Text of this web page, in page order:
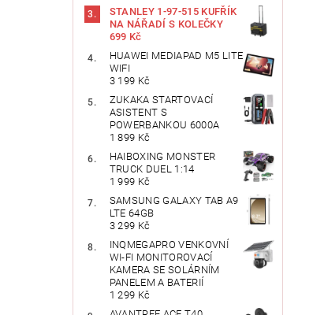
STANLEY 1-97-515 KUFŘÍK
NA NÁŘADÍ S KOLEČKY
699 Kč
HUAWEI MEDIAPAD M5 LITE
WIFI
3 199 Kč
ZUKAKA STARTOVACÍ
ASISTENT S
POWERBANKOU 6000A
1 899 Kč
HAIBOXING MONSTER
TRUCK DUEL 1:14
1 999 Kč
SAMSUNG GALAXY TAB A9
LTE 64GB
3 299 Kč
INQMEGAPRO VENKOVNÍ
WI-FI MONITOROVACÍ
KAMERA SE SOLÁRNÍM
PANELEM A BATERIÍ
1 299 Kč